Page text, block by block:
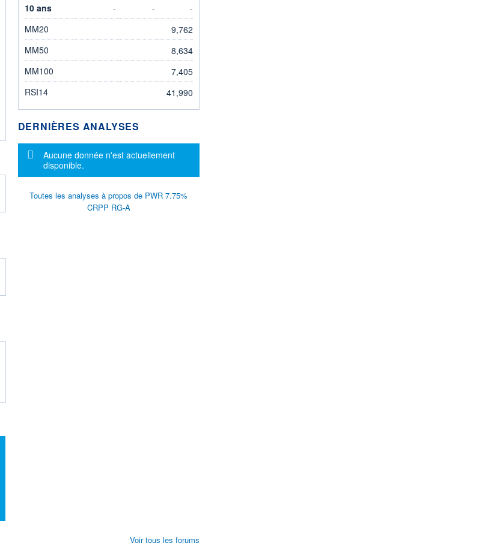
10 ans
- -
-
MM20
9,762
MM50
8,634
MM100
7,405
RSI14
41,990
DERNIÈRES ANALYSES
Message d'information
Aucune donnée n'est actuellement
disponible.
Toutes les analyses à propos de PWR 7.75%
CRPP RG-A
Voir tous les forums